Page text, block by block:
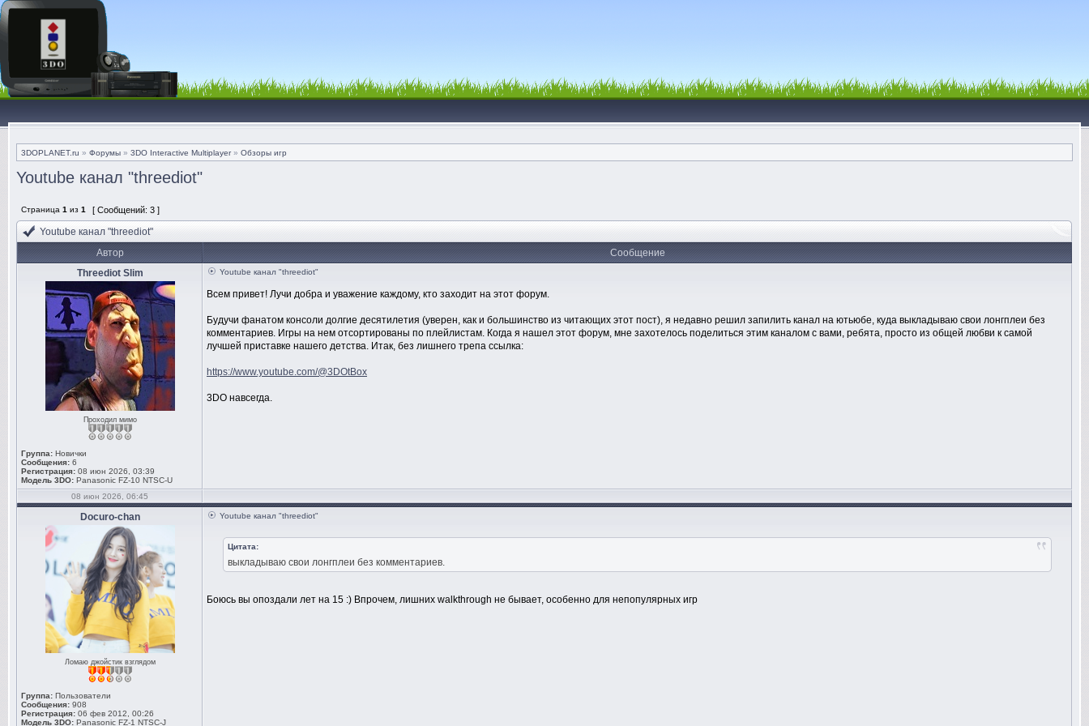
3DOPLANET.ru » Форумы » 3DO Interactive Multiplayer» Обзоры игр
Youtube канал "threediot"
Страница 1 из 1 [ Сообщений: 3 ]
Youtube канал "threediot"
Автор
Сообщение
Threediot Slim
Проходил мимо
Группа: Новички
Сообщения: 6
Регистрация: 08 июн 2026, 03:39
Модель 3DO: Panasonic FZ-10 NTSC-U
Youtube канал "threediot"
Всем привет! Лучи добра и уважение каждому, кто заходит на этот форум.
Будучи фанатом консоли долгие десятилетия (уверен, как и большинство из читающих этот пост), я недавно решил запилить канал на ютьюбе, куда выкладываю свои лонгплеи без
комментариев. Игры на нем отсортированы по плейлистам. Когда я нашел этот форум, мне захотелось поделиться этим каналом с вами, ребята, просто из общей любви к самой
лучшей приставке нашего детства. Итак, без лишнего трепа ссылка:
https://www.youtube.com/@3DOtBox
3DO навсегда.
08 июн 2026, 06:45
Docuro-chan
Ломаю джойстик взглядом
Группа: Пользователи
Сообщения: 908
Регистрация: 06 фев 2012, 00:26
Модель 3DO: Panasonic FZ-1 NTSC-J
Youtube канал "threediot"
Цитата:
выкладываю свои лонгплеи без комментариев.
Боюсь вы опоздали лет на 15 :) Впрочем, лишних walkthrough не бывает, особенно для непопулярных игр